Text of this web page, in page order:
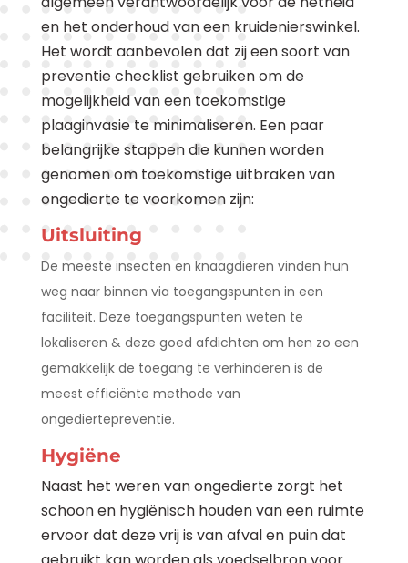
en het onderhoud van een kruidenierswinkel.
Het wordt aanbevolen dat zij een soort van
preventie checklist gebruiken om de
mogelijkheid van een toekomstige
plaaginvasie te minimaliseren. Een paar
belangrijke stappen die kunnen worden
genomen om toekomstige uitbraken van
ongedierte te voorkomen zijn:
Uitsluiting
De meeste insecten en knaagdieren vinden hun
weg naar binnen via toegangspunten in een
faciliteit. Deze toegangspunten weten te
lokaliseren & deze goed afdichten om hen zo een
gemakkelijk de toegang te verhinderen is de
meest efficiënte methode van
ongediertepreventie.
Hygiëne
Naast het weren van ongedierte zorgt het
schoon en hygiënisch houden van een ruimte
ervoor dat deze vrij is van afval en puin dat